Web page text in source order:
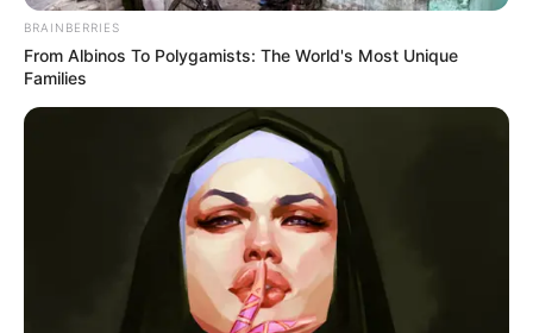
BRAINBERRIES
From Albinos To Polygamists: The World's Most Unique
Families